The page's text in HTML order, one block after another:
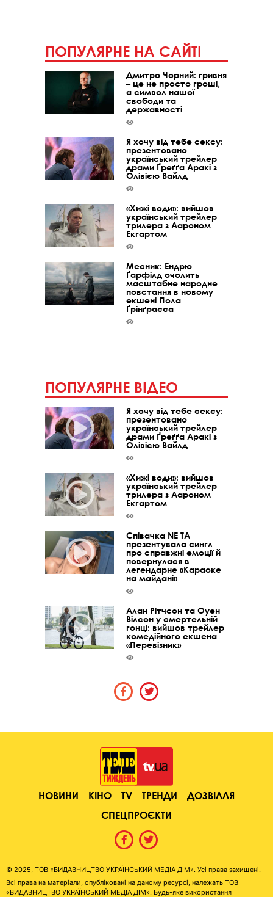
ПОПУЛЯРНЕ НА САЙТІ
Дмитро Чорний: гривня
– це не просто гроші,
а символ нашої
свободи та
державності
Я хочу від тебе сексу:
презентовано
український трейлер
драми Ґреґґа Аракі з
Олівією Вайлд
«Хижі води»: вийшов
український трейлер
трилера з Аароном
Екгартом
Месник: Ендрю
Ґарфілд очолить
масштабне народне
повстання в новому
екшені Пола
Ґрінґрасса
ПОПУЛЯРНЕ ВІДЕО
Я хочу від тебе сексу:
презентовано
український трейлер
драми Ґреґґа Аракі з
Олівією Вайлд
«Хижі води»: вийшов
український трейлер
трилера з Аароном
Екгартом
Співачка NE TA
презентувала сингл
про справжні емоції й
повернулася в
легендарне «Караоке
на майдані»
Алан Рітчсон та Оуен
Вілсон у смертельній
гонці: вийшов трейлер
комедійного екшена
«Перевізник»
НОВИНИ КІНО TV ТРЕНДИ
ДОЗВІЛЛЯ
СПЕЦПРОЄКТИ
© 2025, ТОВ «ВИДАВНИЦТВО УКРАЇНСЬКИЙ МЕДІА ДІМ». Усі права захищені.
Всі права на матеріали, опубліковані на даному ресурсі, належать ТОВ
«ВИДАВНИЦТВО УКРАЇНСЬКИЙ МЕДІА ДІМ». Будь-яке використання